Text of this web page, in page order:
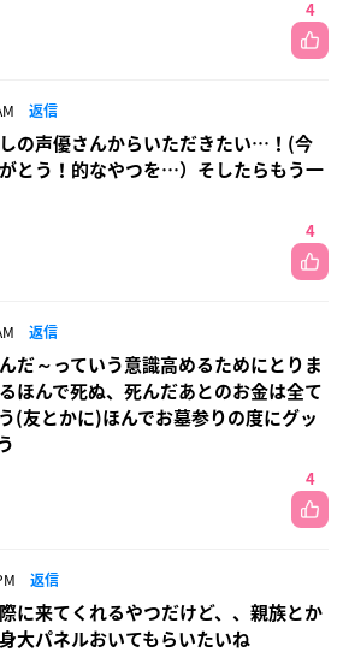
4
返信
の声優さんからいただきたい…！(今
とう！的なやつを…）そしたらもう一
4
返信
だ～っていう意識高めるためにとりま
ほんで死ぬ、死んだあとのお金は全て
(友とかに)ほんでお墓参りの度にグッ
4
返信
に来てくれるやつだけど、、親族とか
大パネルおいてもらいたいね